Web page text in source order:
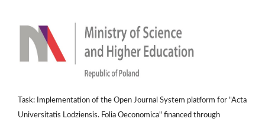
Task: Implementation of the Open Journal System platform for "Acta
Universitatis Lodziensis. Folia Oeconomica" financed through